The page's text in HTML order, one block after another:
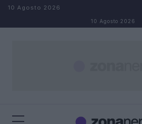
Salta al contenuto
10 Agosto 2026
10 Agosto 2026